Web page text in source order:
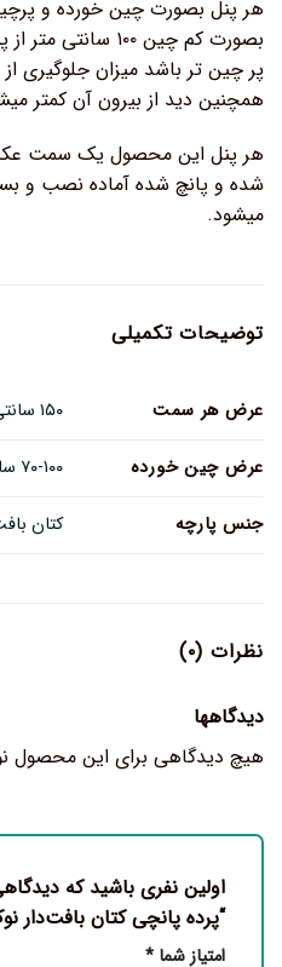
بصورت کم چین ۱۰۰
پر چین تر باشد میزان جلوگیری
همچنین دید از بیرون آن کمتر
هر پنل این محصول یک سمت
شده و پانچ شده آماده نصب و
میشود.
توضیحات تکمیلی
عرض هر سمت ۱۵۰ سانتی متر
عرض چین خورده ۷۰-۱۰۰ سانتی متر
جنس پارچه کتان
نظرات (۰)
دیدگاهها
هیچ دیدگاهی برای این محصول
اولین نفری باشید که
“پرده پانچی کتان بافت‌دار
امتیاز شما *